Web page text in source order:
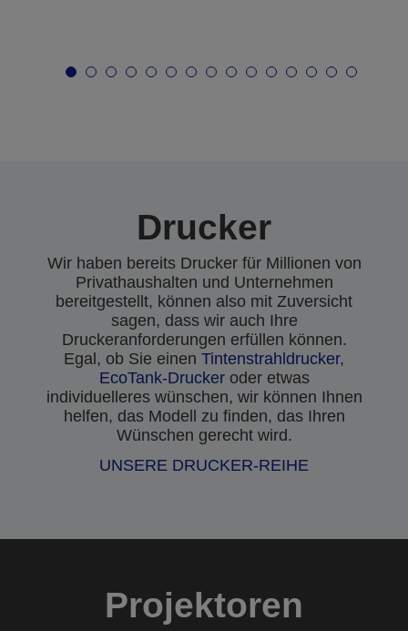
Drucker
Wir haben bereits Drucker für Millionen von
Privathaushalten und Unternehmen
bereitgestellt, können also mit Zuversicht
sagen, dass wir auch Ihre
Druckeranforderungen erfüllen können.
Egal, ob Sie einen Tintenstrahldrucker,
EcoTank-Druckeroder etwas
individuelleres wünschen, wir können Ihnen
helfen, das Modell zu finden, das Ihren
Wünschen gerecht wird.
UNSERE DRUCKER-REIHE
Projektoren